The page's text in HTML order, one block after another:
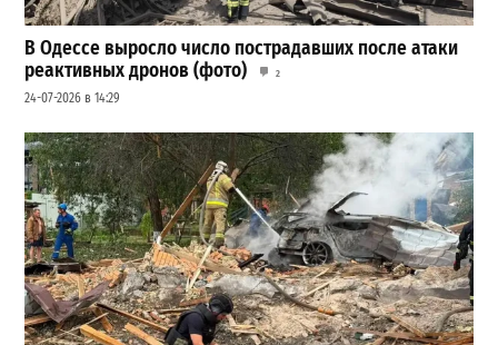
В Одессе выросло число пострадавших после атаки
реактивных дронов (фото)
2
24-07-2026 в 14:29